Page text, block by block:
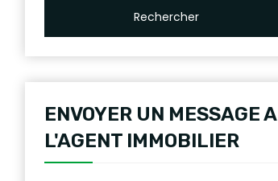
Rechercher
ENVOYER UN MESSAGE A
L'AGENT IMMOBILIER